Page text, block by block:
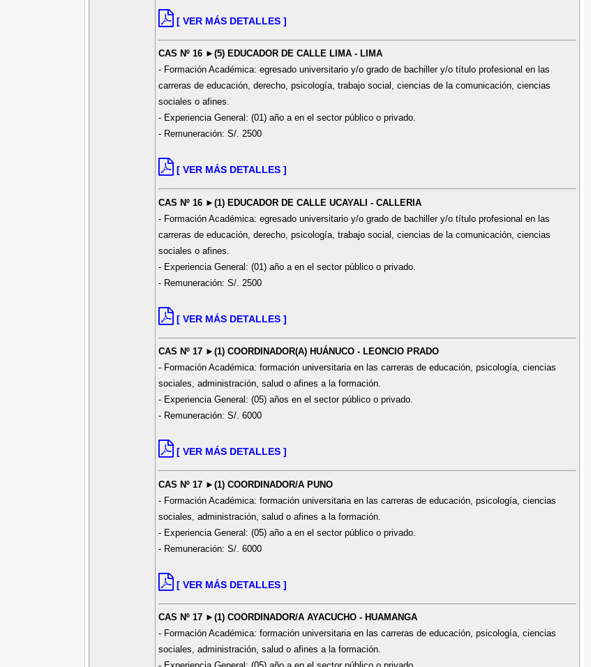
[ VER MÁS DETALLES ]
CAS Nº 16 ►(5) EDUCADOR DE CALLE LIMA - LIMA
- Formación Académica: egresado universitario y/o grado de bachiller y/o título profesional en las
carreras de educación, derecho, psicología, trabajo social, ciencias de la comunicación, ciencias
sociales o afines.
- Experiencia General: (01) año a en el sector público o privado.
- Remuneración: S/. 2500
[ VER MÁS DETALLES ]
CAS Nº 16 ►(1) EDUCADOR DE CALLE UCAYALI - CALLERIA
- Formación Académica: egresado universitario y/o grado de bachiller y/o título profesional en las
carreras de educación, derecho, psicología, trabajo social, ciencias de la comunicación, ciencias
sociales o afines.
- Experiencia General: (01) año a en el sector público o privado.
- Remuneración: S/. 2500
[ VER MÁS DETALLES ]
CAS Nº 17 ►(1) COORDINADOR(A) HUÁNUCO - LEONCIO PRADO
- Formación Académica: formación universitaria en las carreras de educación, psicología, ciencias
sociales, administración, salud o afines a la formación.
- Experiencia General: (05) años en el sector público o privado.
- Remuneración: S/. 6000
[ VER MÁS DETALLES ]
CAS Nº 17 ►(1) COORDINADOR/A PUNO
- Formación Académica: formación universitaria en las carreras de educación, psicología, ciencias
sociales, administración, salud o afines a la formación.
- Experiencia General: (05) año a en el sector público o privado.
- Remuneración: S/. 6000
[ VER MÁS DETALLES ]
CAS Nº 17 ►(1) COORDINADOR/A AYACUCHO - HUAMANGA
- Formación Académica: formación universitaria en las carreras de educación, psicología, ciencias
sociales, administración, salud o afines a la formación.